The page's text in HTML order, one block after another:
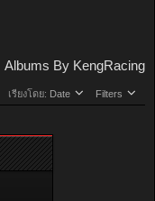
Albums By KengRacing
เรียงโดย: Date Filters